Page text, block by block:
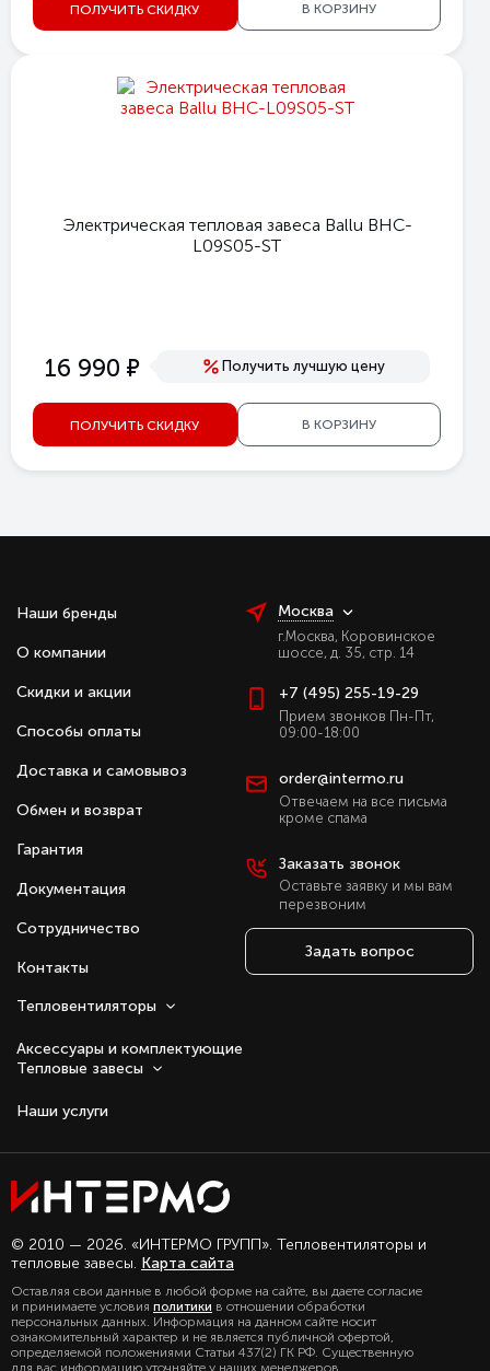
ПОЛУЧИТЬ СКИДКУ В КОРЗИНУ
Электрическая тепловая завеса Ballu BHC-
L09S05-ST
16 990 е Получить лучшую цену
ПОЛУЧИТЬ СКИДКУ В КОРЗИНУ
Наши бренды
О компании
Скидки и акции
Способы оплаты
Доставка и самовывоз
Обмен и возврат
Гарантия
Документация
Сотрудничество
Контакты
Тепловентиляторы
Аксессуары и комплектующие
Тепловые завесы
Наши услуги
Москва
г.Москва, Коровинское
шоссе, д. 35, стр. 14
+7 (495) 255-19-29
Прием звонков Пн-Пт,
09:00-18:00
order@intermo.ru
Отвечаем на все письма
кроме спама
Заказать звонок
Оставьте заявку и мы вам
перезвоним
Задать вопрос
© 2010 — 2026. «ИНТЕРМО ГРУПП». Тепловентиляторы и
тепловые завесы. Карта сайта
Оставляя свои данные в любой форме на сайте, вы даете согласие
и принимаете условия политики в отношении обработки
персональных данных. Информация на данном сайте носит
ознакомительный характер и не является публичной офертой,
определяемой положениями Статьи 437(2) ГК РФ. Существенную
Оставаясь с нами, вы соглашаетесь на
использование файлов куки.
персональных данных, можете
ознакомиться в нашем разделе
политика конфиденциальности